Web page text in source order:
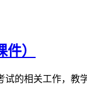
）
的相关工作，